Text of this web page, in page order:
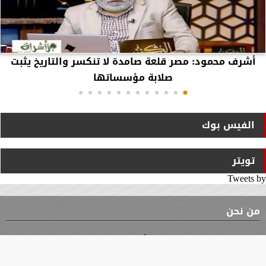
أشرف محمود: مصر قلعة صامدة لا تنكسر والتاريخ يثبت
صلابة مؤسساتها
الفيس بوك
تويتر
Tweets by
من نحن